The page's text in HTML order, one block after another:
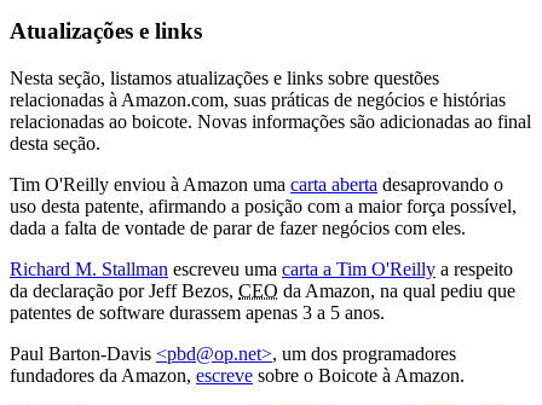
Atualizações e links
Nesta seção, listamos atualizações e links sobre questões
relacionadas à Amazon.com, suas práticas de negócios e histórias
relacionadas ao boicote. Novas informações são adicionadas ao final
desta seção.
Tim O'Reilly enviou à Amazon uma carta aberta desaprovando o
uso desta patente, afirmando a posição com a maior força possível,
dada a falta de vontade de parar de fazer negócios com eles.
Richard M. Stallman escreveu uma carta a Tim O'Reilly a respeito
da declaração por Jeff Bezos, CEO da Amazon, na qual pediu que
patentes de software durassem apenas 3 a 5 anos.
Paul Barton-Davis <pbd@op.net>, um dos programadores
fundadores da Amazon, escreve sobre o Boicote à Amazon.